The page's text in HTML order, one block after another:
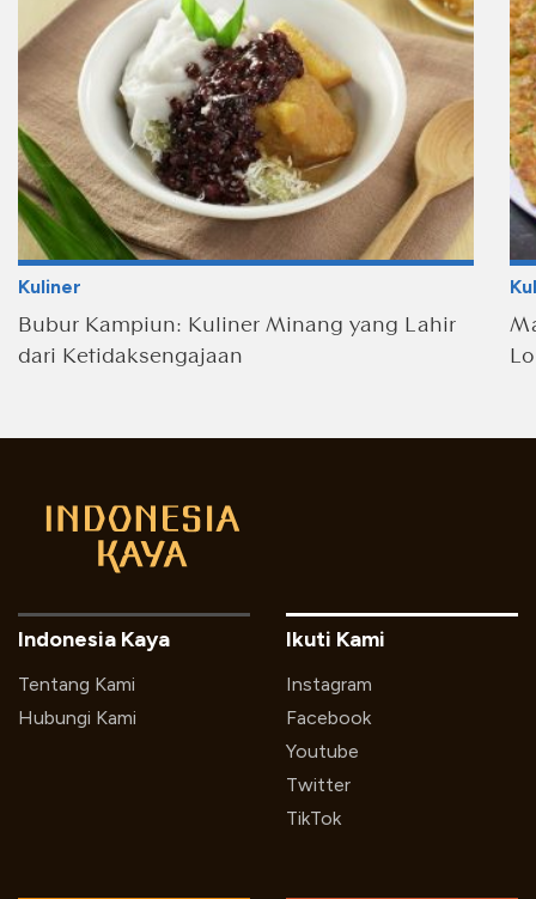
Kuliner
Bubur Kampiun: Kuliner Minang yang Lahir
dari Ketidaksengajaan
Indonesia Kaya
Tentang Kami
Hubungi Kami
Ikuti Kami
Instagram
Facebook
Youtube
Twitter
TikTok